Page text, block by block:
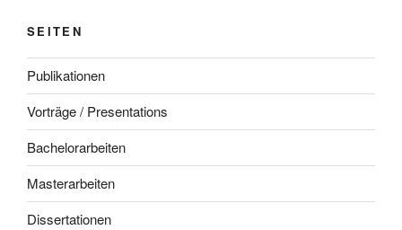
SEITEN
Publikationen
Vorträge / Presentations
Bachelorarbeiten
Masterarbeiten
Dissertationen